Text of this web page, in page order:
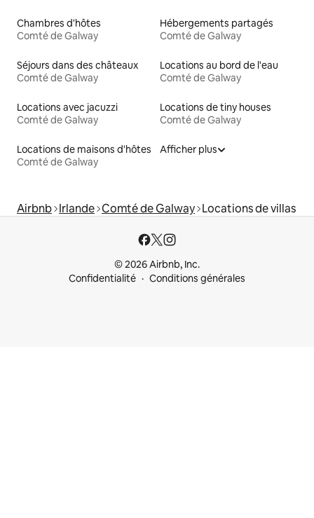
Chambres d'hôtes
Comté de Galway
Hébergements partagés
Comté de Galway
Séjours dans des châteaux
Comté de Galway
Locations au bord de l'eau
Comté de Galway
Locations avec jacuzzi
Comté de Galway
Locations de tiny houses
Comté de Galway
Locations de maisons d'hôtes
Comté de Galway
Afficher plus
Airbnb Irlande Comté de Galway Locations de villas
© 2026 Airbnb, Inc.
Confidentialité
Conditions générales